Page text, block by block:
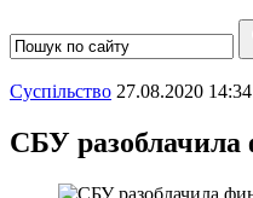
Суспiльство 27.08.2020 14:34
СБУ разоблачила